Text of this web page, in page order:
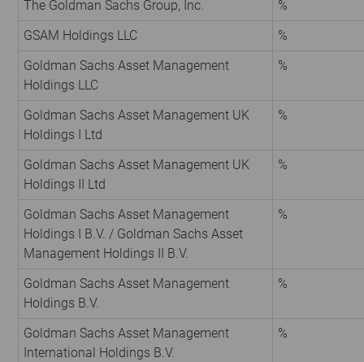
The Goldman Sachs Group, Inc.
%
GSAM Holdings LLC
%
Goldman Sachs Asset Management
Holdings LLC
%
Goldman Sachs Asset Management UK
Holdings I Ltd
%
Goldman Sachs Asset Management UK
Holdings II Ltd
%
Goldman Sachs Asset Management
Holdings I B.V. / Goldman Sachs Asset
Management Holdings II B.V.
%
Goldman Sachs Asset Management
Holdings B.V.
%
Goldman Sachs Asset Management
International Holdings B.V.
%